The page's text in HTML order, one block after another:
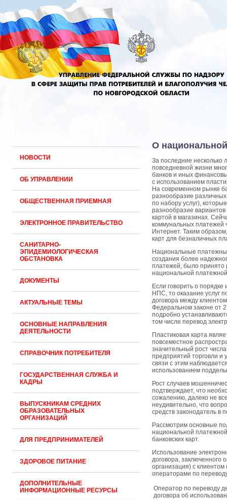
НОВОСТИ
ОБ УПРАВЛЕНИИ
ОБЩЕСТВЕННАЯ ПРИЕМНАЯ
ЭЛЕКТРОННОЕ ПРАВИТЕЛЬСТВО
САНИТАРНО-
ЭПИДЕМИОЛОГИЧЕСКАЯ
ОБСТАНОВКА
ДОКУМЕНТЫ
АКТУАЛЬНЫЕ ТЕМЫ
ОСНОВНЫЕ НАПРАВЛЕНИЯ
ДЕЯТЕЛЬНОСТИ
СПРАВОЧНИК ПОТРЕБИТЕЛЯ
ГОСУДАРСТВЕННАЯ СЛУЖБА И
КАДРЫ
ВЫПУСКНИКАМ СРЕДНИХ
ОБРАЗОВАТЕЛЬНЫХ
ОРГАНИЗАЦИЙ
ДЛЯ ПРЕДПРИНИМАТЕЛЕЙ
ЗДОРОВОЕ ПИТАНИЕ
ДОПОЛНИТЕЛЬНЫЕ
ИНФОРМАЦИОННЫЕ РЕСУРСЫ
О
За последние несколько
повседневной жизни
банков и иных
с использованием
На современном рынке
разнообразие различных
по набору услуг),
разнообразие
картой в магазинах.
коммунальных платежей
Интернет. Таким
карт для безналичных
Национальные
создания более
платежей, было принято
национальной
Если говорить о
НПС, то оказание услуг
договора между
Федеральном законе от
подробно
том числе перевод
Пластиковая карта
повсеместное
значительный рост
предприятий торговли и
связи с этим
использованием
Рост случаев
подтверждает, что
сожалению, далеко не
неудивительно, что
средств законодатель в
Рассмотрим основные
национальной
банковских карт.
Использование
договора, заключенного
организация) с
операторами по
Оператор по переводу
договора об